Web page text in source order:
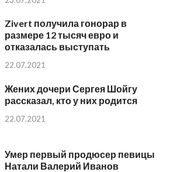
Zivert получила гонорар в
размере 12 тысяч евро и
отказалась выступать
22.07.2021
Жених дочери Сергея Шойгу
рассказал, кто у них родится
22.07.2021
Умер первый продюсер певицы
Натали Валерий Иванов